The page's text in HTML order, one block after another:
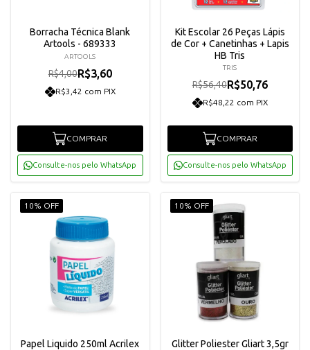
Borracha Técnica Blank
Artools - 689333
ARTOOLS
R$4,00R$3,60
R$3,42 com PIX
COMPRAR
Consulte-nos pelo WhatsApp
Kit Escolar 26 Peças Lápis
de Cor + Canetinhas + Lapis
HB Tris
TRIS
R$56,40R$50,76
R$48,22 com PIX
COMPRAR
Consulte-nos pelo WhatsApp
10% OFF
Papel Liquido 250ml Acrilex
10% OFF
Glitter Poliester Gliart 3,5gr